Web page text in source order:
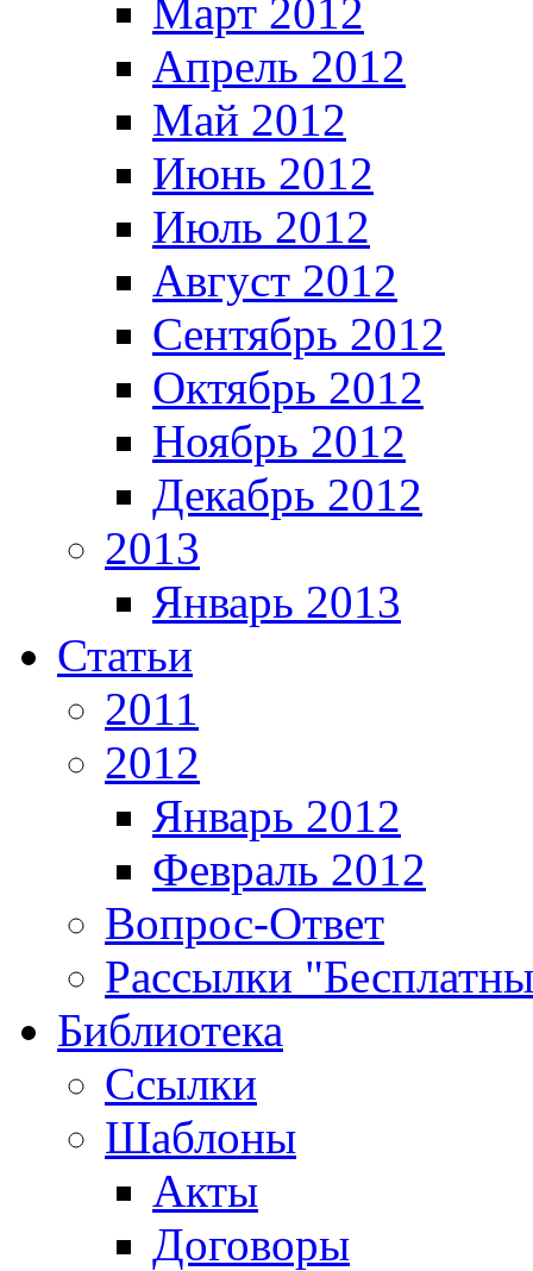
Март 2012
Апрель 2012
Май 2012
Июнь 2012
Июль 2012
Август 2012
Сентябрь 2012
Октябрь 2012
Ноябрь 2012
Декабрь 2012
2013
Январь 2013
Статьи
2011
2012
Январь 2012
Февраль 2012
Вопрос-Ответ
Рассылки
Библиотека
Ссылки
Шаблоны
Акты
Договоры